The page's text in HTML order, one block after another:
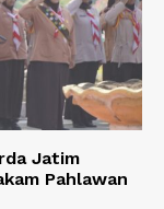
Jatim
Pahlawan